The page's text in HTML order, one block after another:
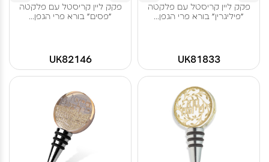
פקק ליין קריסטל עם פלקטה
"פיליגרין" בורא פרי הגפן...
UK81833
פקק ליין קריסטל עם פלקטה
"פסים" בורא פרי הגפן...
UK82146